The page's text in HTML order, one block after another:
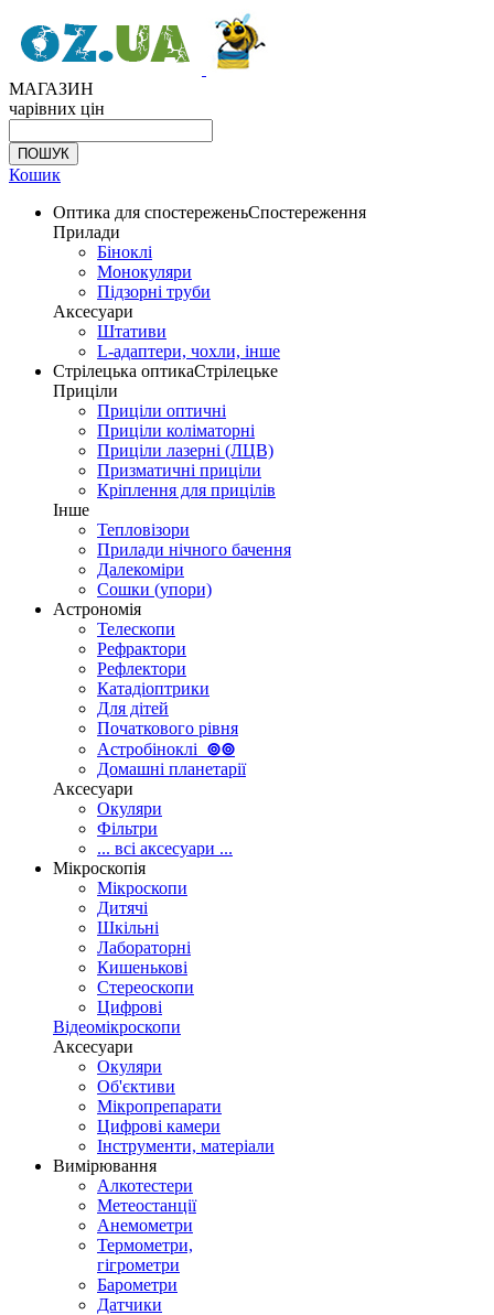
МАГАЗИН
чарівних цін
Кошик
Оптика для спостереженьСпостереження
Прилади
Біноклі
Монокуляри
Підзорні труби
Аксесуари
Штативи
L-адаптери, чохли, інше
Стрілецька оптикаСтрілецьке
Приціли
Приціли оптичні
Приціли коліматорні
Приціли лазерні (ЛЦВ)
Призматичні приціли
Кріплення для прицілів
Інше
Тепловізори
Прилади нічного бачення
Далекоміри
Сошки (упори)
Астрономія
Телескопи
Рефрактори
Рефлектори
Катадіоптрики
Для дітей
Початкового рівня
Астробіноклі ⊚⊚
Домашні планетарії
Аксесуари
Окуляри
Фільтри
... всі аксесуари ...
Мікроскопія
Мікроскопи
Дитячі
Шкільні
Лабораторні
Кишенькові
Стереоскопи
Цифрові
Відеомікроскопи
Аксесуари
Окуляри
Об'єктиви
Мікропрепарати
Цифрові камери
Інструменти, матеріали
Вимірювання
Алкотестери
Метеостанції
Анемометри
Термометри,
гігрометри
Барометри
Датчики